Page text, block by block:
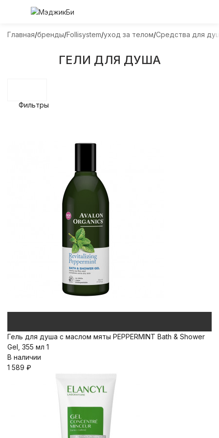
Главная бренды Follisystem уход за телом Средства для
ГЕЛИ ДЛЯ ДУША
Фильтры
Гель для душа с маслом мяты PEPPERMINT Bath & Shower
Gel, 355 мл 1
В наличии
1 589 ₽